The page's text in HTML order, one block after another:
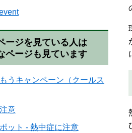
ージを見ている人は
ページも見ています
うキャンペーン（クールス
意
ット - 熱中症に注意